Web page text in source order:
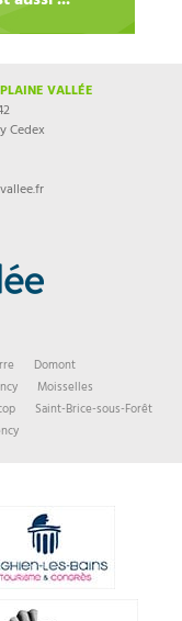
VALLÉE
Cedex
Domont
Moisselles
Saint-Brice-sous-Forêt